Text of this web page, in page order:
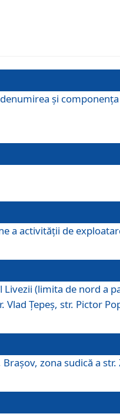
şi
a activităţii de
(limita de nord a
Ţepeş, str. Pictor
zona sudică a